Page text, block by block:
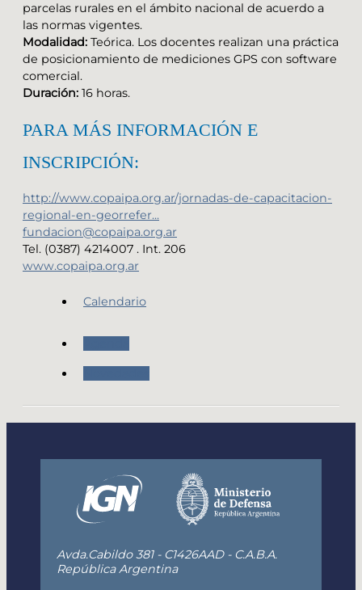
parcelas rurales en el ámbito nacional de acuerdo a
las normas vigentes.
Modalidad: Teórica. Los docentes realizan una práctica
de posicionamiento de mediciones GPS con software
comercial.
Duración: 16 horas.
PARA MÁS INFORMACIÓN E
INSCRIPCIÓN:
http://www.copaipa.org.ar/jornadas-de-capacitacion-
regional-en-georrefer...
fundacion@copaipa.org.ar
Tel. (0387) 4214007 . Int. 206
www.copaipa.org.ar
Calendario
Avda.Cabildo 381 - C1426AAD - C.A.B.A.
República Argentina